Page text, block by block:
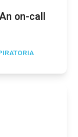
on-call